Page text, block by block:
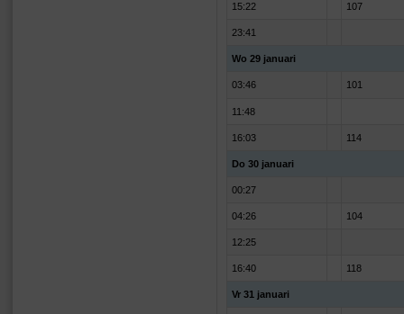
15:22 107
23:41
Wo 29 januari
03:46 101
11:48
16:03 114
Do 30 januari
00:27
04:26 104
12:25
16:40 118
Vr 31 januari